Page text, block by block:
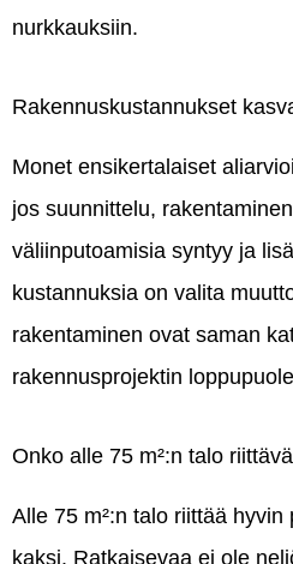
nurkkauksiin.
Rakennuskustannukset
Monet ensikertalaiset
jos suunnittelu,
väliinputoamisia syntyy ja
kustannuksia on valita
rakentaminen ovat saman
rakennusprojektin
Onko alle 75 m²:n talo
Alle 75 m²:n talo riittää
kaksi. Ratkaisevaa ei ole